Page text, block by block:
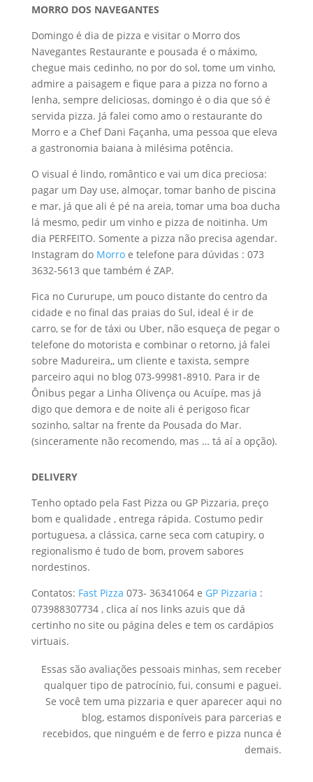
MORRO DOS NAVEGANTES
Domingo é dia de pizza e visitar o Morro dos
Navegantes Restaurante e pousada é o máximo,
chegue mais cedinho, no por do sol, tome um vinho,
admire a paisagem e fique para a pizza no forno a
lenha, sempre deliciosas, domingo é o dia que só é
servida pizza. Já falei como amo o restaurante do
Morro e a Chef Dani Façanha, uma pessoa que eleva
a gastronomia baiana à milésima potência.
O visual é lindo, romântico e vai um dica preciosa:
pagar um Day use, almoçar, tomar banho de piscina
e mar, já que ali é pé na areia, tomar uma boa ducha
lá mesmo, pedir um vinho e pizza de noitinha. Um
dia PERFEITO. Somente a pizza não precisa agendar.
Instagram do Morroe telefone para dúvidas : 073
3632-5613 que também é ZAP.
Fica no Cururupe, um pouco distante do centro da
cidade e no final das praias do Sul, ideal é ir de
carro, se for de táxi ou Uber, não esqueça de pegar o
telefone do motorista e combinar o retorno, já falei
sobre Madureira,, um cliente e taxista, sempre
parceiro aqui no blog 073-99981-8910. Para ir de
Ônibus pegar a Linha Olivença ou Acuípe, mas já
digo que demora e de noite ali é perigoso ficar
sozinho, saltar na frente da Pousada do Mar.
(sinceramente não recomendo, mas … tá aí a opção).
DELIVERY
Tenho optado pela Fast Pizza ou GP Pizzaria, preço
bom e qualidade , entrega rápida. Costumo pedir
portuguesa, a clássica, carne seca com catupiry, o
regionalismo é tudo de bom, provem sabores
nordestinos.
Contatos: Fast Pizza 073- 36341064 e GP Pizzaria :
073988307734 , clica aí nos links azuis que dá
certinho no site ou página deles e tem os cardápios
virtuais.
Essas são avaliações pessoais minhas, sem receber
qualquer tipo de patrocínio, fui, consumi e paguei.
Se você tem uma pizzaria e quer aparecer aqui no
blog, estamos disponíveis para parcerias e
recebidos, que ninguém e de ferro e pizza nunca é
demais.